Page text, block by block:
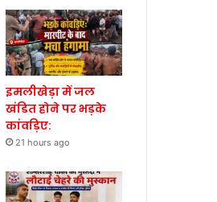
इमलीखेड़ा में जल
खंडित होने पर भड़के
कांवड़िए:
21 hours ago